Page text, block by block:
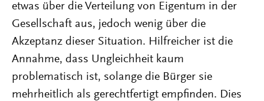
etwas über die Verteilung von Eigentum in der
Gesellschaft aus, jedoch wenig über die
Akzeptanz dieser Situation. Hilfreicher ist die
Annahme, dass Ungleichheit kaum
problematisch ist, solange die Bürger sie
mehrheitlich als gerechtfertigt empfinden. Dies